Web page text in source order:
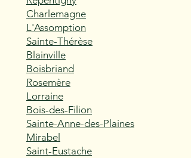
Charlemagne
L'Assomption
Sainte-Thérèse
Blainville
Boisbriand
Rosemère
Lorraine
Bois-des-Filion
Sainte-Anne-des-Plaines
Mirabel
Saint-Eustache